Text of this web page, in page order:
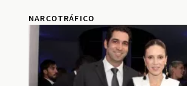
NARCOTRÁFICO